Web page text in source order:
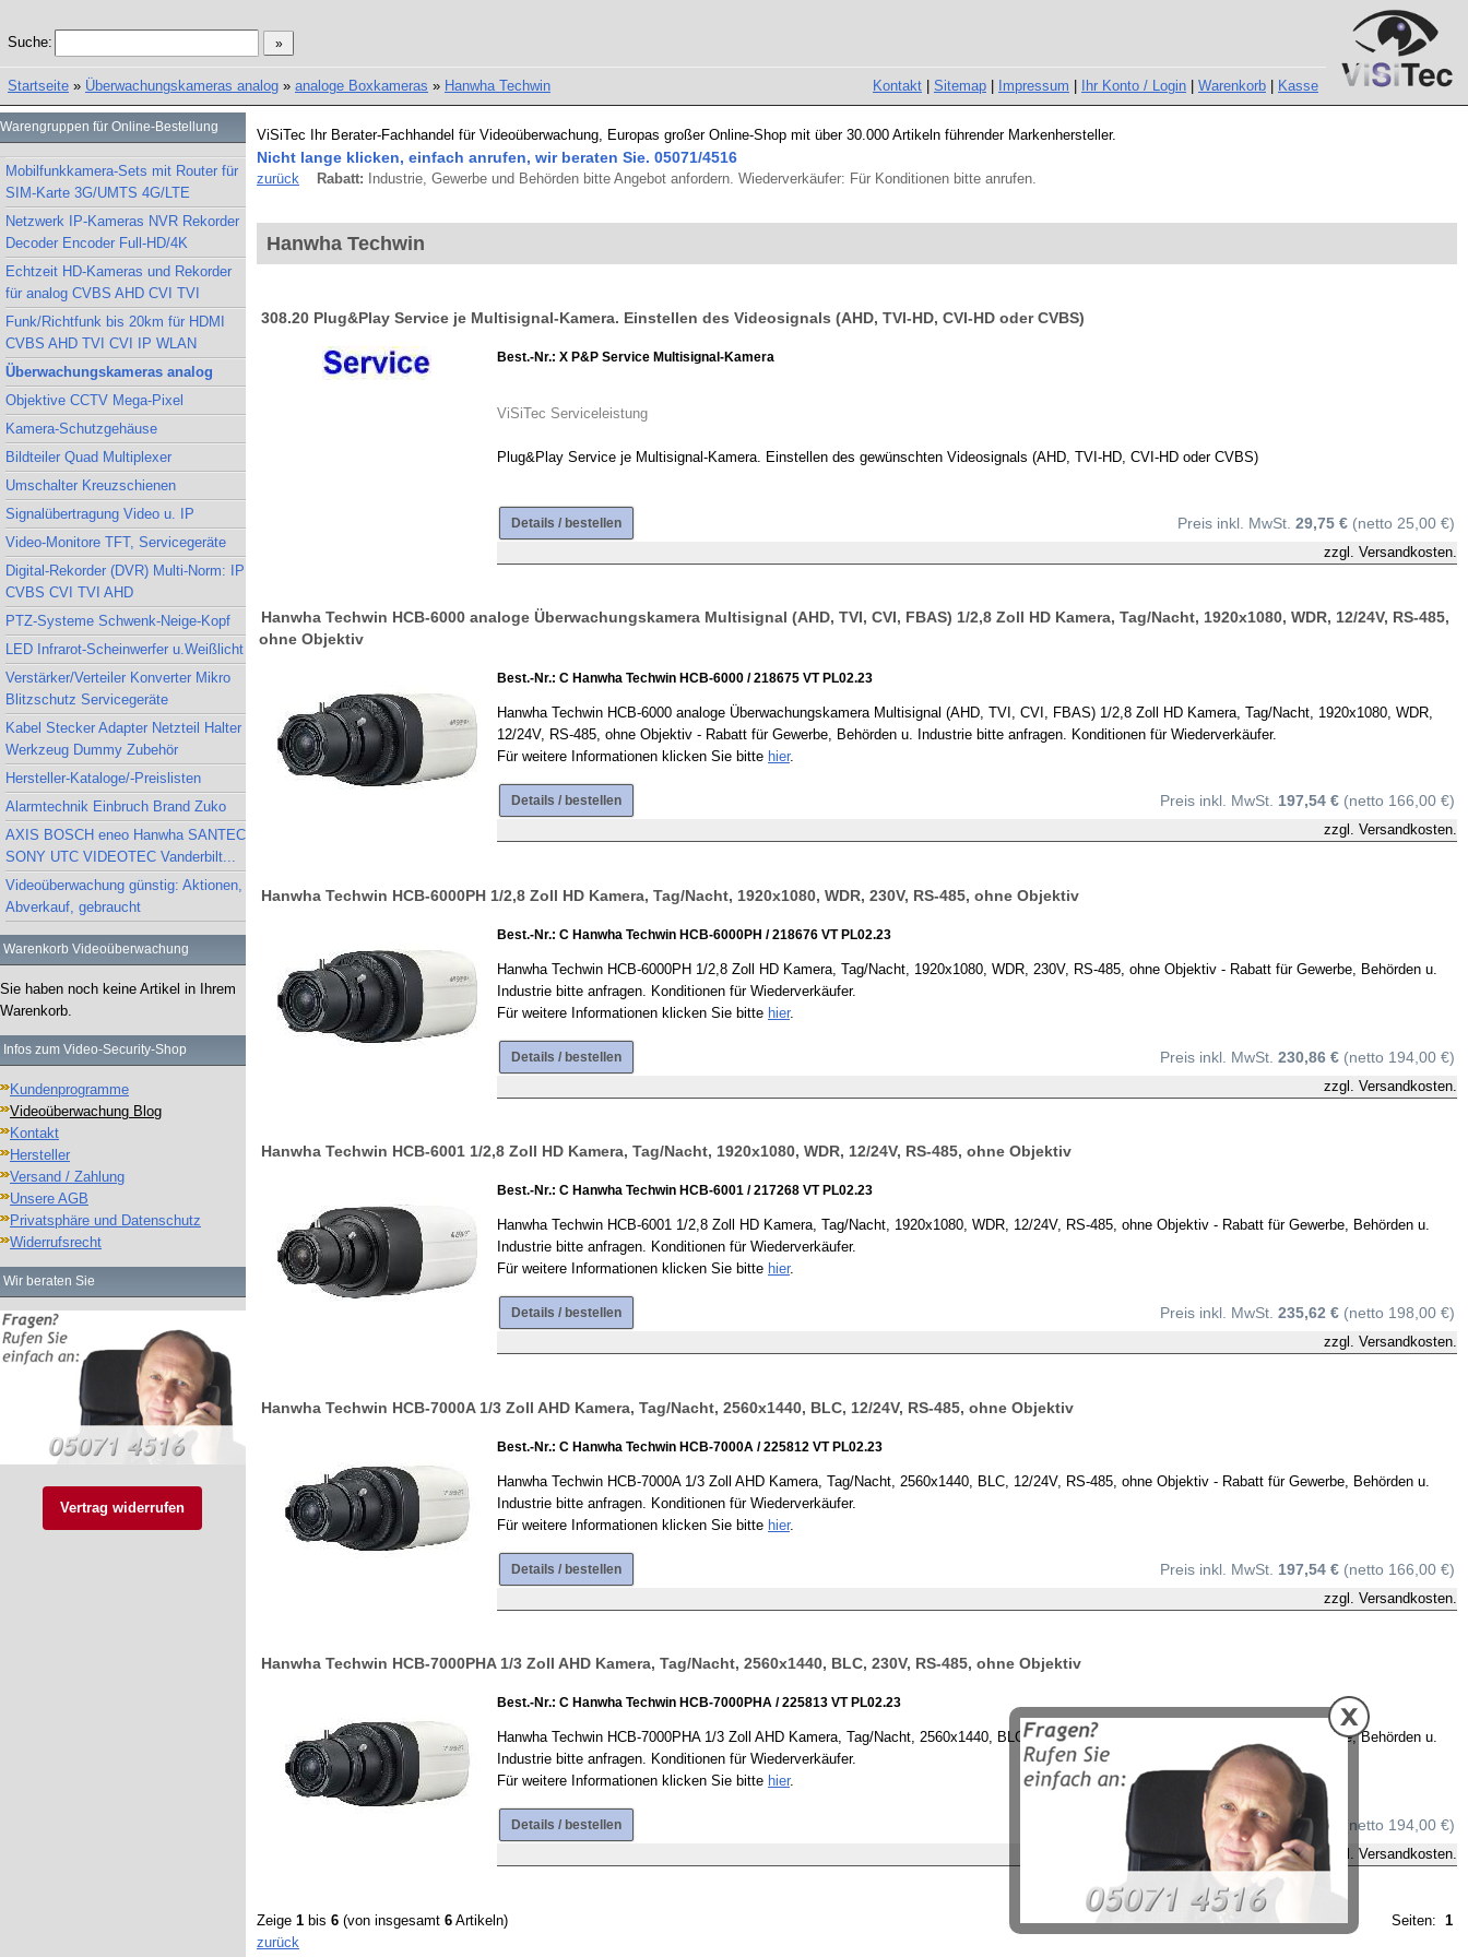
Suche:
Startseite » Überwachungskameras analog » analoge Boxkameras » Hanwha Techwin Kontakt Sitemap Impressum Ihr Konto / Login Warenkorb Kasse
Warengruppen für Online-Bestellung
Mobilfunkkamera-Sets mit Router für
SIM-Karte 3G/UMTS 4G/LTE
Netzwerk IP-Kameras NVR Rekorder
Decoder Encoder Full-HD/4K
Echtzeit HD-Kameras und Rekorder
für analog CVBS AHD CVI TVI
Funk/Richtfunk bis 20km für HDMI
CVBS AHD TVI CVI IP WLAN
Überwachungskameras analog
Objektive CCTV Mega-Pixel
Kamera-Schutzgehäuse
Bildteiler Quad Multiplexer
Umschalter Kreuzschienen
Signalübertragung Video u. IP
Video-Monitore TFT, Servicegeräte
Digital-Rekorder (DVR) Multi-Norm: IP
CVBS CVI TVI AHD
PTZ-Systeme Schwenk-Neige-Kopf
LED Infrarot-Scheinwerfer u.Weißlicht
Verstärker/Verteiler Konverter Mikro
Blitzschutz Servicegeräte
Kabel Stecker Adapter Netzteil Halter
Werkzeug Dummy Zubehör
Hersteller-Kataloge/-Preislisten
Alarmtechnik Einbruch Brand Zuko
AXIS BOSCH eneo Hanwha SANTEC
SONY UTC VIDEOTEC Vanderbilt...
Videoüberwachung günstig: Aktionen,
Abverkauf, gebraucht
Warenkorb Videoüberwachung
Sie haben noch keine Artikel in Ihrem
Warenkorb.
Infos zum Video-Security-Shop
Kundenprogramme
Videoüberwachung Blog
Kontakt
Hersteller
Versand / Zahlung
Unsere AGB
Privatsphäre und Datenschutz
Widerrufsrecht
Wir beraten Sie
Vertrag widerrufen
ViSiTec Ihr Berater-Fachhandel für Videoüberwachung, Europas großer Online-Shop mit über 30.000 Artikeln führender Markenhersteller.
Nicht lange klicken, einfach anrufen, wir beraten Sie. 05071/4516
zurück Rabatt: Industrie, Gewerbe und Behörden bitte Angebot anfordern. Wiederverkäufer: Für Konditionen bitte anrufen.
Hanwha Techwin
308.20 Plug&Play Service je Multisignal-Kamera. Einstellen des Videosignals (AHD, TVI-HD, CVI-HD oder CVBS)
Best.-Nr.: X P&P Service Multisignal-Kamera
ViSiTec Serviceleistung
Plug&Play Service je Multisignal-Kamera. Einstellen des gewünschten Videosignals (AHD, TVI-HD, CVI-HD oder CVBS)
Details / bestellen Preis inkl. MwSt. 29,75 € (netto 25,00 €)
zzgl. Versandkosten.
Hanwha Techwin HCB-6000 analoge Überwachungskamera Multisignal (AHD, TVI, CVI, FBAS) 1/2,8 Zoll HD Kamera, Tag/Nacht, 1920x1080, WDR, 12/24V, RS-485,
ohne Objektiv
Best.-Nr.: C Hanwha Techwin HCB-6000 / 218675 VT PL02.23
Hanwha Techwin HCB-6000 analoge Überwachungskamera Multisignal (AHD, TVI, CVI, FBAS) 1/2,8 Zoll HD Kamera, Tag/Nacht, 1920x1080, WDR,
12/24V, RS-485, ohne Objektiv - Rabatt für Gewerbe, Behörden u. Industrie bitte anfragen. Konditionen für Wiederverkäufer.
Für weitere Informationen klicken Sie bitte hier.
Details / bestellen Preis inkl. MwSt. 197,54 € (netto 166,00 €)
zzgl. Versandkosten.
Hanwha Techwin HCB-6000PH 1/2,8 Zoll HD Kamera, Tag/Nacht, 1920x1080, WDR, 230V, RS-485, ohne Objektiv
Best.-Nr.: C Hanwha Techwin HCB-6000PH / 218676 VT PL02.23
Hanwha Techwin HCB-6000PH 1/2,8 Zoll HD Kamera, Tag/Nacht, 1920x1080, WDR, 230V, RS-485, ohne Objektiv - Rabatt für Gewerbe, Behörden u.
Industrie bitte anfragen. Konditionen für Wiederverkäufer.
Für weitere Informationen klicken Sie bitte hier.
Details / bestellen Preis inkl. MwSt. 230,86 € (netto 194,00 €)
zzgl. Versandkosten.
Hanwha Techwin HCB-6001 1/2,8 Zoll HD Kamera, Tag/Nacht, 1920x1080, WDR, 12/24V, RS-485, ohne Objektiv
Best.-Nr.: C Hanwha Techwin HCB-6001 / 217268 VT PL02.23
Hanwha Techwin HCB-6001 1/2,8 Zoll HD Kamera, Tag/Nacht, 1920x1080, WDR, 12/24V, RS-485, ohne Objektiv - Rabatt für Gewerbe, Behörden u.
Industrie bitte anfragen. Konditionen für Wiederverkäufer.
Für weitere Informationen klicken Sie bitte hier.
Details / bestellen Preis inkl. MwSt. 235,62 € (netto 198,00 €)
zzgl. Versandkosten.
Hanwha Techwin HCB-7000A 1/3 Zoll AHD Kamera, Tag/Nacht, 2560x1440, BLC, 12/24V, RS-485, ohne Objektiv
Best.-Nr.: C Hanwha Techwin HCB-7000A / 225812 VT PL02.23
Hanwha Techwin HCB-7000A 1/3 Zoll AHD Kamera, Tag/Nacht, 2560x1440, BLC, 12/24V, RS-485, ohne Objektiv - Rabatt für Gewerbe, Behörden u.
Industrie bitte anfragen. Konditionen für Wiederverkäufer.
Für weitere Informationen klicken Sie bitte hier.
Details / bestellen Preis inkl. MwSt. 197,54 € (netto 166,00 €)
zzgl. Versandkosten.
Hanwha Techwin HCB-7000PHA 1/3 Zoll AHD Kamera, Tag/Nacht, 2560x1440, BLC, 230V, RS-485, ohne Objektiv
Best.-Nr.: C Hanwha Techwin HCB-7000PHA / 225813 VT PL02.23
Hanwha Techwin HCB-7000PHA 1/3 Zoll AHD Kamera, Tag/Nacht, 2560x1440, BLC, 230V, RS-485, ohne Objektiv - Rabatt für Gewerbe, Behörden u.
Industrie bitte anfragen. Konditionen für Wiederverkäufer.
Für weitere Informationen klicken Sie bitte hier.
Details / bestellen Preis inkl. MwSt.230,86 € (netto 194,00 €)
zzgl. Versandkosten.
Zeige 1 bis 6 (von insgesamt 6 Artikeln) Seiten: 1
zurück